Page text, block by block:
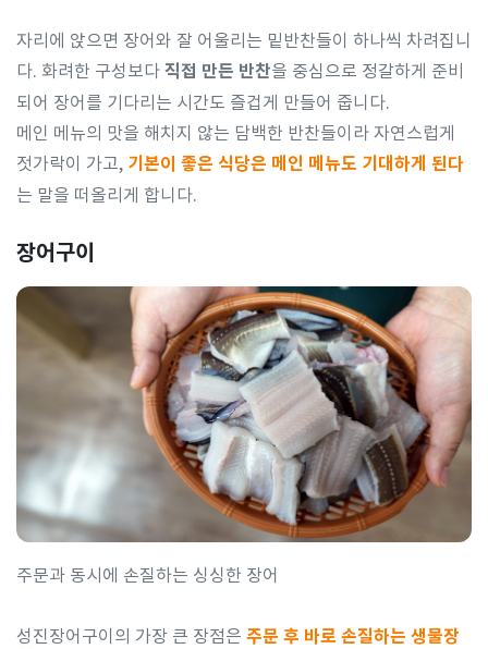
자리에 앉으면 장어와 잘 어울리는 밑반찬들이 하나씩 차려집니
다. 화려한 구성보다 직접 만든 반찬을 중심으로 정갈하게 준비
되어 장어를 기다리는 시간도 즐겁게 만들어 줍니다.
메인 메뉴의 맛을 해치지 않는 담백한 반찬들이라 자연스럽게
젓가락이 가고, 기본이 좋은 식당은 메인 메뉴도 기대하게 된다
는 말을 떠올리게 합니다.
장어구이
주문과 동시에 손질하는 싱싱한 장어
성진장어구이의 가장 큰 장점은 주문 후 바로 손질하는 생물장